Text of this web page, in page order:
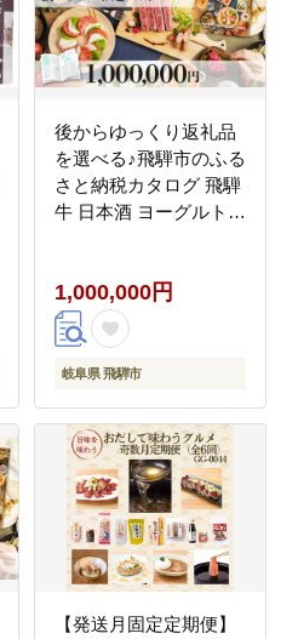
後からゆっくり返礼品
を選べる♪飛騨市のふる
さと納税カタログ 飛騨
牛 日本酒 ヨーグルト
[HT002CAT]
1,000,000円
岐阜県 飛騨市
【発送月固定定期便】